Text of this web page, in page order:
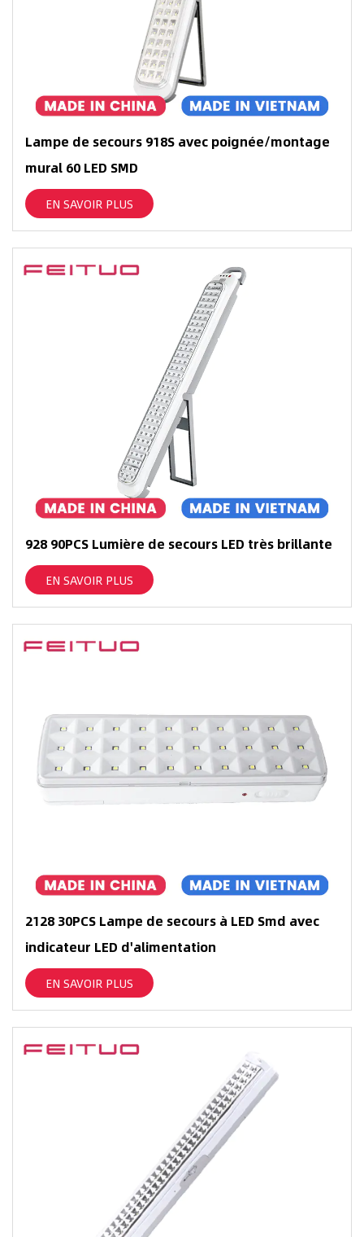
Lampe de secours 918S avec poignée/montage
mural 60 LED SMD
EN SAVOIR PLUS
928 90PCS Lumière de secours LED très brillante
EN SAVOIR PLUS
2128 30PCS Lampe de secours à LED Smd avec
indicateur LED d'alimentation
EN SAVOIR PLUS